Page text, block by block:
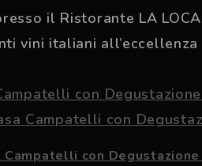
il Ristorante LA
vini italiani
Campatelli con